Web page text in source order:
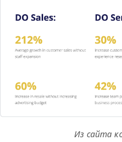
Из сайта